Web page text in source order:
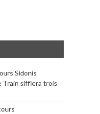
Sidonis
Train sifflera trois